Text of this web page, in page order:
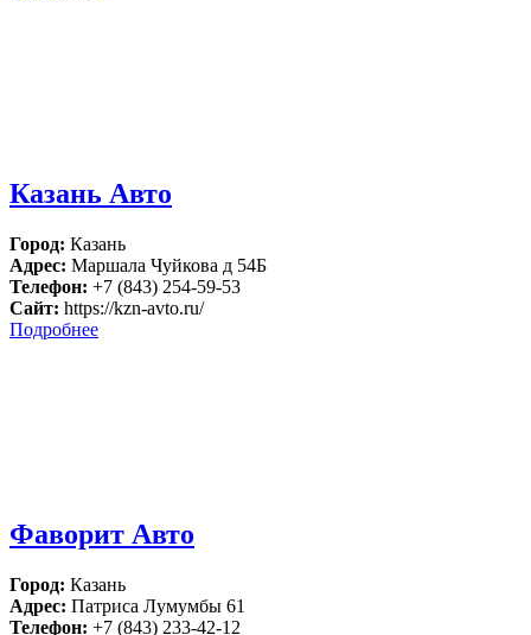
Казань Авто
Город: Казань
Адрес: Маршала Чуйкова д 54Б
Телефон: +7 (843) 254-59-53
Сайт: https://kzn-avto.ru/
Подробнее
Фаворит Авто
Город: Казань
Адрес: Патриса Лумумбы 61
Телефон: +7 (843) 233-42-12